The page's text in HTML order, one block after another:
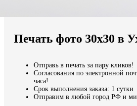
Мы доставляем по всему миру
Продолжить без города
Печать фото 30х30 в
Отправь в печать за пару кликов!
Согласования по электронной
часа!
Срок выполнения заказа: 1 сутки
Отправим в любой город РФ и